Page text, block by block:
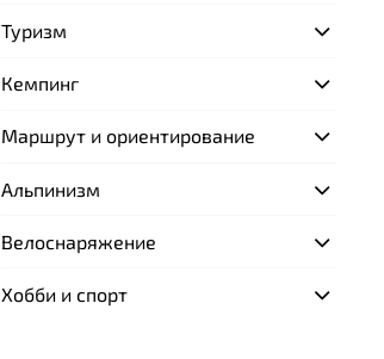
Туризм
Кемпинг
Маршрут и ориентирование
Альпинизм
Велоснаряжение
Хобби и спорт